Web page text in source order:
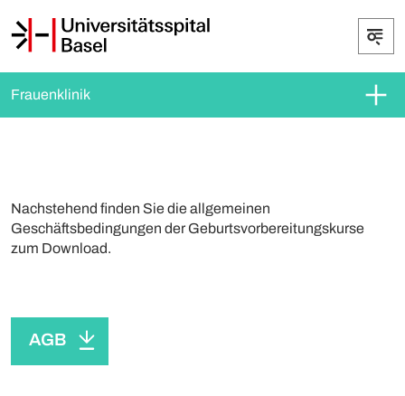
Frauenklinik
Nachstehend finden Sie die allgemeinen
Geschäftsbedingungen der Geburtsvorbereitungskurse
zum Download.
AGB